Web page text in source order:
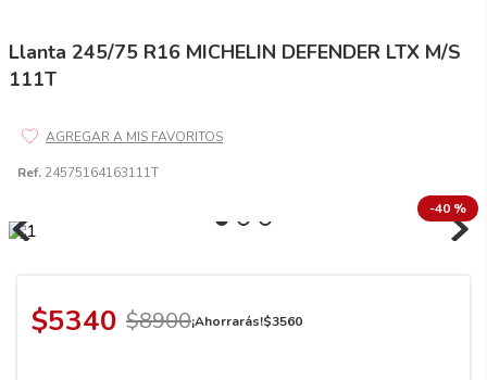
Llanta 245/75 R16 MICHELIN DEFENDER LTX M/S
111T
Ref. 24575164163111T
-40 %
$5340 $8900¡Ahorrarás!$3560
7 245